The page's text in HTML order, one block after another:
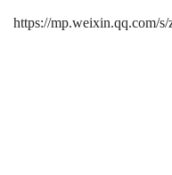
https://mp.weixin.qq.com/